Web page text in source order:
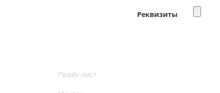
Реквизиты
Прайс-лист